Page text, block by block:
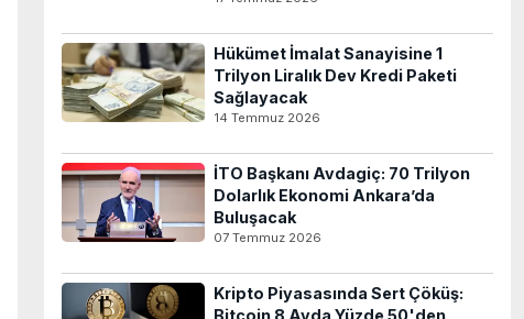
Hükümet İmalat Sanayisine 1
Trilyon Liralık Dev Kredi Paketi
Sağlayacak
14 Temmuz 2026
İTO Başkanı Avdagiç: 70 Trilyon
Dolarlık Ekonomi Ankara’da
Buluşacak
07 Temmuz 2026
Kripto Piyasasında Sert Çöküş:
Bitcoin 8 Ayda Yüzde 50'den